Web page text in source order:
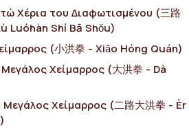
Χέρια του Διαφωτισμένου (三路
Luóhàn Shí Bā Shǒu)
(小洪拳 - Xiǎo Hóng Quán)
Χείμαρρος (大洪拳 - Dà
Χείμαρρος (二路大洪拳 - Èr